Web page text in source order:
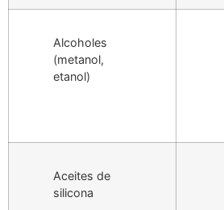
Alcoholes
(metanol,
etanol)
Aceites de
silicona